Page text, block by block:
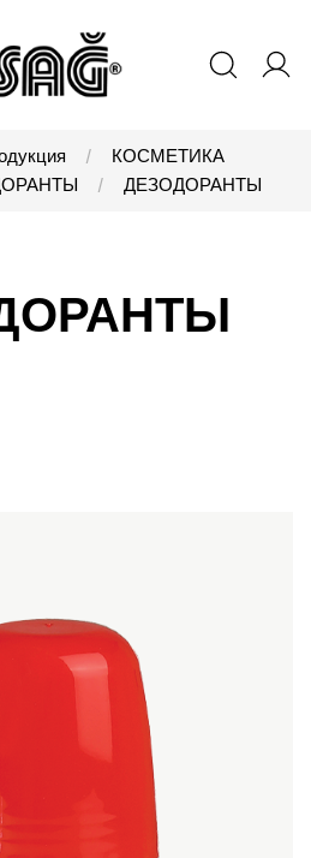
КОСМЕТИКА
ДЕЗОДОРАНТЫ